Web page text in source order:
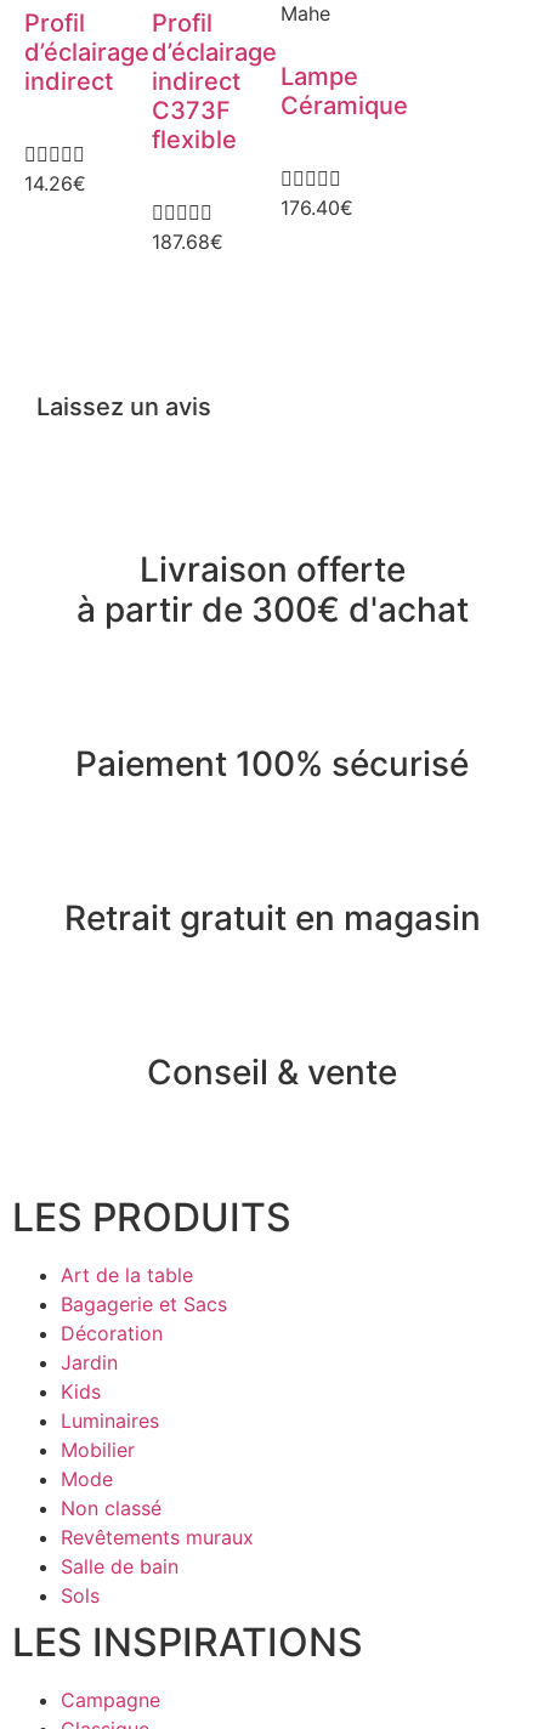
Profil
d’éclairage
indirect

14.26€
Profil
d’éclairage
indirect
C373F
flexible

187.68€
Mahe
Lampe
Céramique

176.40€
Laissez un avis
Livraison offerte
à partir de 300€ d'achat
Paiement 100% sécurisé
Retrait gratuit en magasin
Conseil & vente
LES PRODUITS
Art de la table
Bagagerie et Sacs
Décoration
Jardin
Kids
Luminaires
Mobilier
Mode
Non classé
Revêtements muraux
Salle de bain
Sols
LES INSPIRATIONS
Campagne